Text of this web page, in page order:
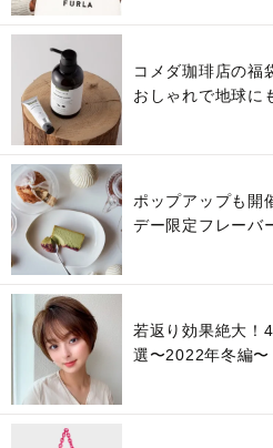
コメダ珈琲店の福
おしゃれで地球に
ポップアップも開
デー限定フレーバ
若返り効果絶大！
選〜2022年冬編〜